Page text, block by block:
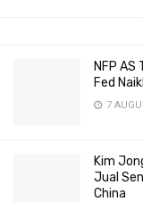
NFP AS
Fed
7
Kim
Jual
China